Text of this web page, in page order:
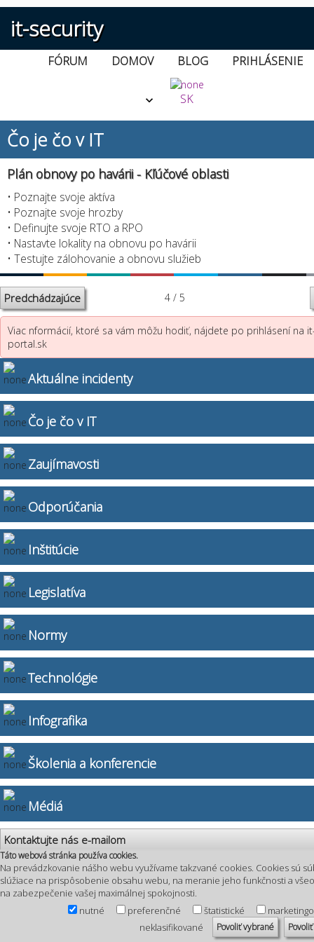
Táto webová stránka používa cookies.
Na prevádzkovanie nášho webu využívame takzvané cookies. Cookies sú
slúžiace na prispôsobenie obsahu webu, na meranie jeho funkčnosti a
na zabezpečenie vašej maximálnej spokojnosti.
nutné
preferenčné štatistické
neklasifikované
Povoliť vybrané
it-security
FÓRUM DOMOV BLOG PRIHLÁSENIE
SK
Čo je čo v IT
Plán obnovy po havárii - Kľúčové oblasti
• Poznajte svoje aktíva
• Poznajte svoje hrozby
• Definujte svoje RTO a RPO
• Nastavte lokality na obnovu po havárii
• Testujte zálohovanie a obnovu služieb
Predchádzajúce 4 / 5
Viac nformácií, ktoré sa vám môžu hodiť, nájdete po prihlásení na
portal.sk
Aktuálne incidenty
Čo je čo v IT
Zaujímavosti
Odporúčania
Inštitúcie
Legislatíva
Normy
Technológie
Infografika
Školenia a konferencie
Médiá
Kontaktujte nás e-mailom